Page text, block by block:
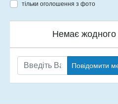
тільки оголошення з фото
Немає
Повідомити